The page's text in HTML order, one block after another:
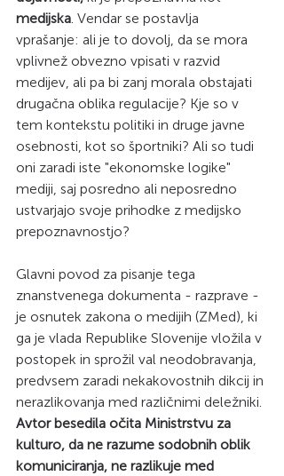
medijska. Vendar se postavlja
vprašanje: ali je to dovolj, da se mora
vplivnež obvezno vpisati v razvid
medijev, ali pa bi zanj morala obstajati
drugačna oblika regulacije? Kje so v
tem kontekstu politiki in druge javne
osebnosti, kot so športniki? Ali so tudi
oni zaradi iste "ekonomske logike"
mediji, saj posredno ali neposredno
ustvarjajo svoje prihodke z medijsko
prepoznavnostjo?
Glavni povod za pisanje tega
znanstvenega dokumenta - razprave -
je osnutek zakona o medijih (ZMed), ki
ga je vlada Republike Slovenije vložila v
postopek in sprožil val neodobravanja,
predvsem zaradi nekakovostnih dikcij in
nerazlikovanja med različnimi deležniki.
Avtor besedila očita Ministrstvu za
kulturo, da ne razume sodobnih oblik
komuniciranja, ne razlikuje med